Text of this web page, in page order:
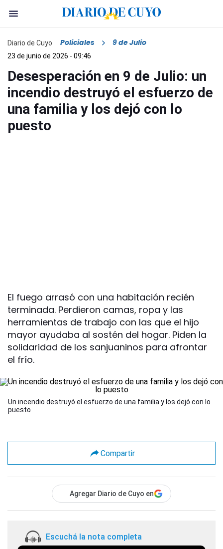
Diario de Cuyo Policiales 9 de Julio
23 de junio de 2026 - 09:46
Desesperación en 9 de Julio: un
incendio destruyó el esfuerzo de
una familia y los dejó con lo
puesto
El fuego arrasó con una habitación recién
terminada. Perdieron camas, ropa y las
herramientas de trabajo con las que el hijo
mayor ayudaba al sostén del hogar. Piden la
solidaridad de los sanjuaninos para afrontar
el frío.
Un incendio destruyó el esfuerzo de una familia y los dejó con lo
puesto
Compartir
Agregar Diario de Cuyo en
Escuchá la nota completa